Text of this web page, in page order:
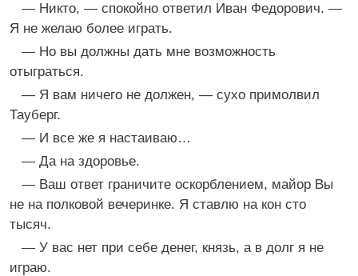
— Никто, — спокойно ответил Иван Федорович. —
Я не желаю более играть.
— Но вы должны дать мне возможность
отыграться.
— Я вам ничего не должен, — сухо примолвил
Тауберг.
— И все же я настаиваю…
— Да на здоровье.
— Ваш ответ граничите оскорблением, майор Вы
не на полковой вечеринке. Я ставлю на кон сто
тысяч.
— У вас нет при себе денег, князь, а в долг я не
играю.